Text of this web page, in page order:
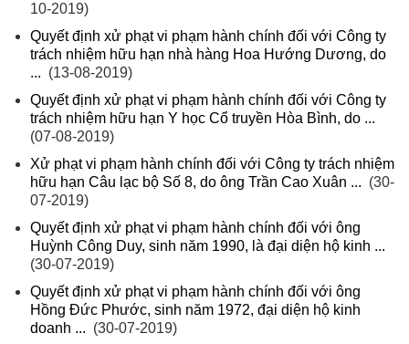
10-2019)
Quyết định xử phạt vi phạm hành chính đối với Công ty
trách nhiệm hữu hạn nhà hàng Hoa Hướng Dương, do
... (13-08-2019)
Quyết định xử phạt vi phạm hành chính đối với Công ty
trách nhiệm hữu hạn Y học Cổ truyền Hòa Bình, do ...
(07-08-2019)
Xử phạt vi phạm hành chính đối với Công ty trách nhiệm
hữu hạn Câu lạc bộ Số 8, do ông Trần Cao Xuân ... (30-
07-2019)
Quyết định xử phạt vi phạm hành chính đối với ông
Huỳnh Công Duy, sinh năm 1990, là đại diện hộ kinh ...
(30-07-2019)
Quyết định xử phạt vi phạm hành chính đối với ông
Hồng Đức Phước, sinh năm 1972, đại diện hộ kinh
doanh ... (30-07-2019)